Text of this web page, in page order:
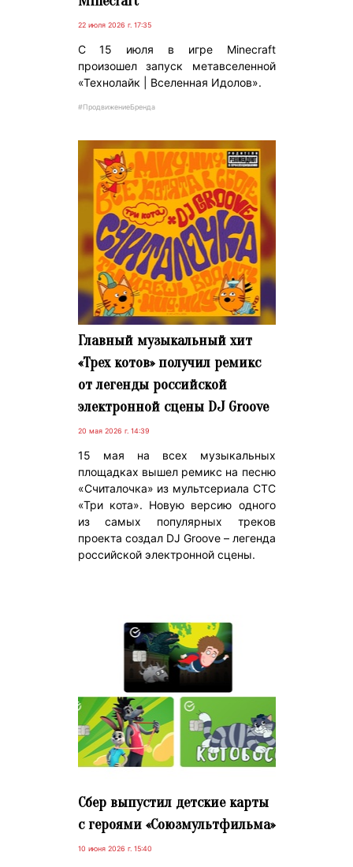
22 июля 2026 г. 17:35
С 15 июля в игре Minecraft
произошел запуск метавселенной
«Технолайк | Вселенная Идолов».
#ПродвижениеБренда
Главный музыкальный хит
«Трех котов» получил ремикс
от легенды российской
электронной сцены DJ Groove
20 мая 2026 г. 14:39
15 мая на всех музыкальных
площадках вышел ремикс на песню
«Считалочка» из мультсериала СТС
«Три кота». Новую версию одного
из самых популярных треков
проекта создал DJ Groove – легенда
российской электронной сцены.
Сбер выпустил детские карты
с героями «Союзмультфильма»
10 июня 2026 г. 15:40